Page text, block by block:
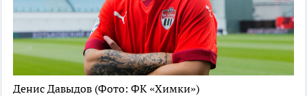
Денис Давыдов (Фото: ФК «Химки»)